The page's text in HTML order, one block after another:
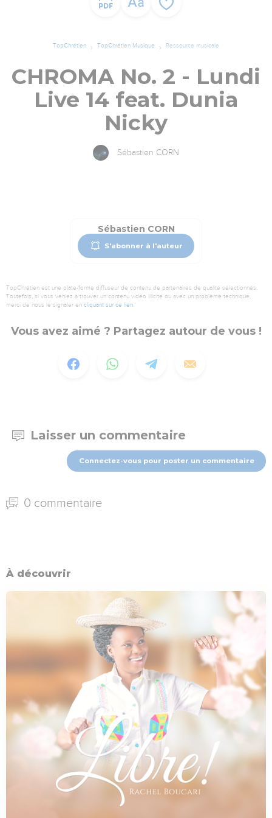
TopChrétien TopChrétien Musique Ressource musicale
CHROMA No. 2 - Lundi
Live 14 feat. Dunia
Nicky
Sébastien CORN
Sébastien CORN
S'abonner à l'auteur
TopChrétien est une plate-forme diffuseur de contenu de partenaires de qualité sélectionnés.
Toutefois, si vous veniez à trouver un contenu vidéo illicite ou avec un problème technique,
merci de nous le signaler en cliquant sur ce lien.
Vous avez aimé ? Partagez autour de vous !
Laisser un commentaire
Connectez-vous pour poster un commentaire
0 commentaire
À découvrir